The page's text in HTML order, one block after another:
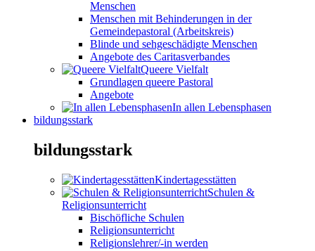
Menschen
Menschen mit Behinderungen in der
Gemeindepastoral (Arbeitskreis)
Blinde und sehgeschädigte Menschen
Angebote des Caritasverbandes
Queere Vielfalt
Grundlagen queere Pastoral
Angebote
In allen Lebensphasen
bildungsstark
bildungsstark
Kindertagesstätten
Schulen &
Religionsunterricht
Bischöfliche Schulen
Religionsunterricht
Religionslehrer/-in werden